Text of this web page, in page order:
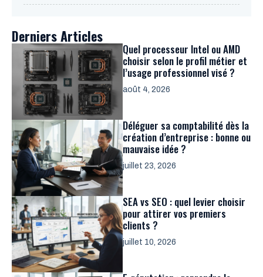
Derniers Articles
Quel processeur Intel ou AMD
choisir selon le profil métier et
l’usage professionnel visé ?
août 4, 2026
Déléguer sa comptabilité dès la
création d’entreprise : bonne ou
mauvaise idée ?
juillet 23, 2026
SEA vs SEO : quel levier choisir
pour attirer vos premiers
clients ?
juillet 10, 2026